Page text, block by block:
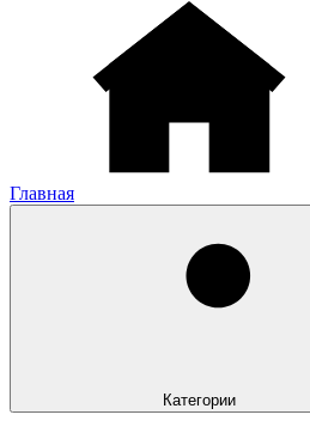
Главная
Категории